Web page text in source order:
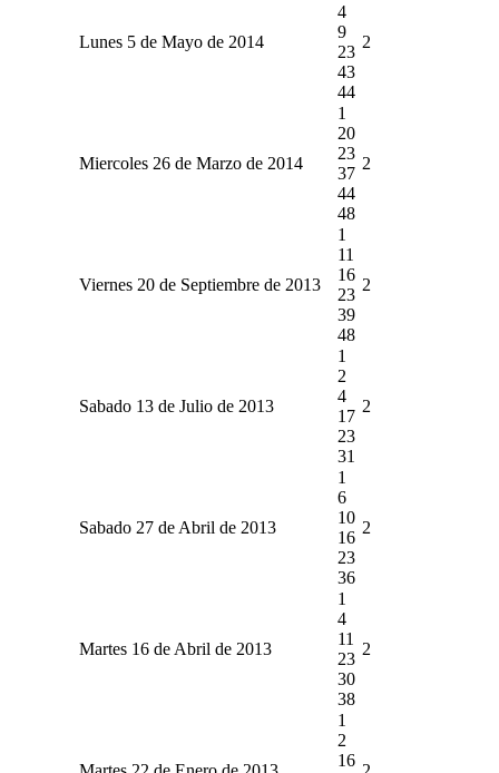
Lunes 5 de Mayo de 2014
4
9
23
43
44
2
Miercoles 26 de Marzo de 2014
1
20
23
37
44
48
2
Viernes 20 de Septiembre de 2013
1
11
16
23
39
48
2
Sabado 13 de Julio de 2013
1
2
4
17
23
31
2
Sabado 27 de Abril de 2013
1
6
10
16
23
36
2
Martes 16 de Abril de 2013
1
4
11
23
30
38
2
1
2
16